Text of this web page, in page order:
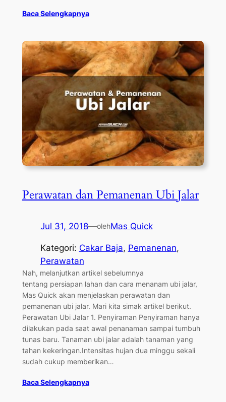
Baca Selengkapnya
Perawatan dan Pemanenan Ubi Jalar
Jul 31, 2018—olehMas Quick
Kategori: Cakar Baja, Pemanenan
Perawatan
Nah, melanjutkan artikel sebelumnya
tentang persiapan lahan dan cara menanam ubi jalar,
Mas Quick akan menjelaskan perawatan dan
pemanenan ubi jalar. Mari kita simak artikel berikut.
Perawatan Ubi Jalar 1. Penyiraman Penyiraman hanya
dilakukan pada saat awal penanaman sampai tumbuh
tunas baru. Tanaman ubi jalar adalah tanaman yang
tahan kekeringan.Intensitas hujan dua minggu sekali
sudah cukup memberikan…
Baca Selengkapnya